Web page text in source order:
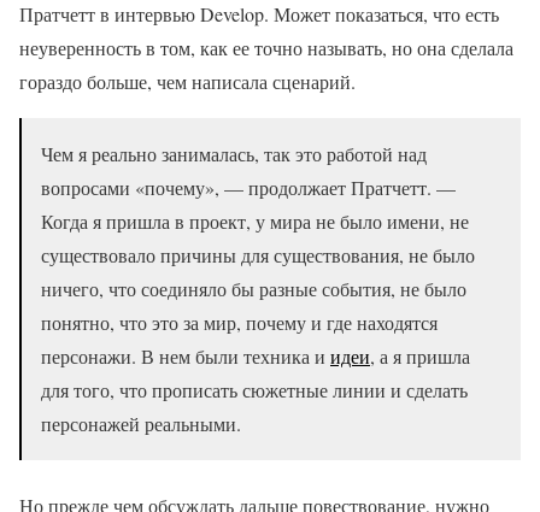
Пратчетт в интервью Develop. Может показаться, что есть
неуверенность в том, как ее точно называть, но она сделала
гораздо больше, чем написала сценарий.
Чем я реально занималась, так это работой над
вопросами «почему», — продолжает Пратчетт. —
Когда я пришла в проект, у мира не было имени, не
существовало причины для существования, не было
ничего, что соединяло бы разные события, не было
понятно, что это за мир, почему и где находятся
персонажи. В нем были техника и идеи, а я пришла
для того, что прописать сюжетные линии и сделать
персонажей реальными.
Но прежде чем обсуждать дальше повествование, нужно